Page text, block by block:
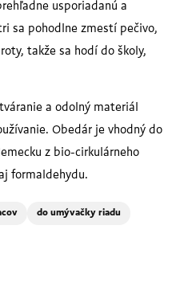
usporiadanú a
sa pohodlne zmestí pečivo,
takže sa hodí do školy,
a odolný materiál
Obedár je vhodný do
z bio-cirkulárneho
formaldehydu.
do umývačky riadu